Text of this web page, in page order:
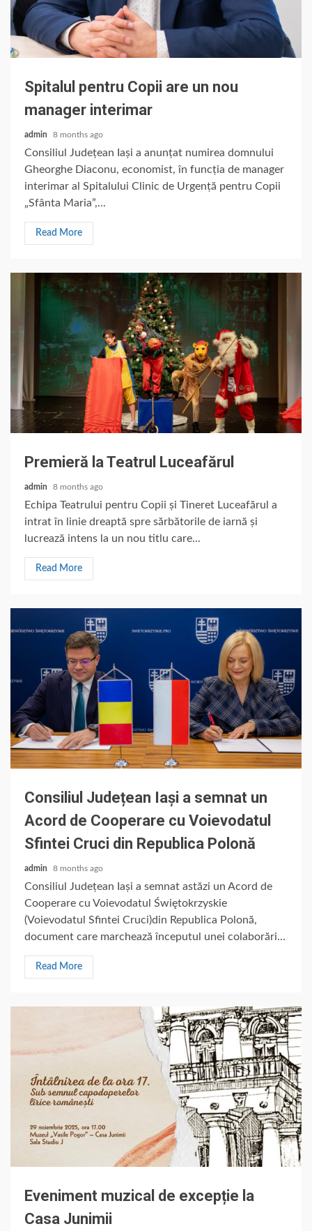
Spitalul pentru Copii are un nou
manager interimar
admin 8 months ago
Consiliul Județean Iași a anunțat numirea domnului
Gheorghe Diaconu, economist, în funcția de manager
interimar al Spitalului Clinic de Urgență pentru Copii
„Sfânta Maria”,...
Read More
Premieră la Teatrul Luceafărul
admin 8 months ago
Echipa Teatrului pentru Copii și Tineret Luceafărul a
intrat în linie dreaptă spre sărbătorile de iarnă și
lucrează intens la un nou titlu care...
Read More
Consiliul Județean Iași a semnat un
Acord de Cooperare cu Voievodatul
Sfintei Cruci din Republica Polonă
admin 8 months ago
Consiliul Județean Iași a semnat astăzi un Acord de
Cooperare cu Voievodatul Świętokrzyskie
(Voievodatul Sfintei Cruci)din Republica Polonă,
document care marchează începutul unei colaborări...
Read More
Eveniment muzical de excepție la
Casa Junimii